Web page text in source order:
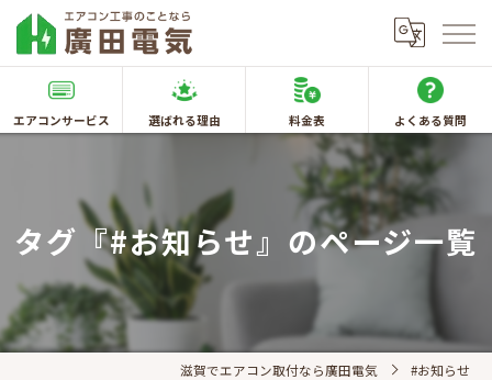
エアコンサービス 選ばれる理由 料金表 よくある質問
タグ『#お知らせ』のページ一覧
滋賀でエアコン取付なら廣田電気 #お知らせ